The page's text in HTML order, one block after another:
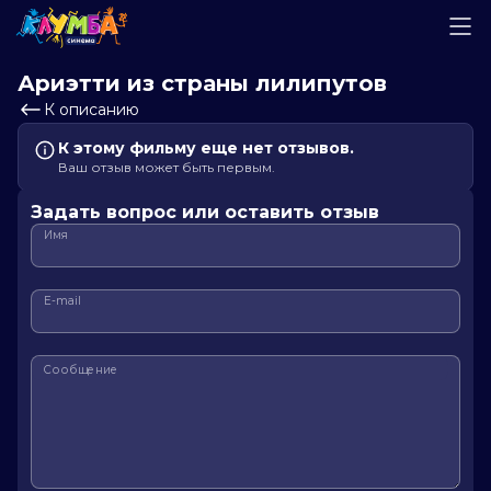
Ариэтти из страны лилипутов
К описанию
К этому фильму еще нет отзывов.
Ваш отзыв может быть первым.
Задать вопрос или оставить отзыв
Имя
E-mail
Сообщение